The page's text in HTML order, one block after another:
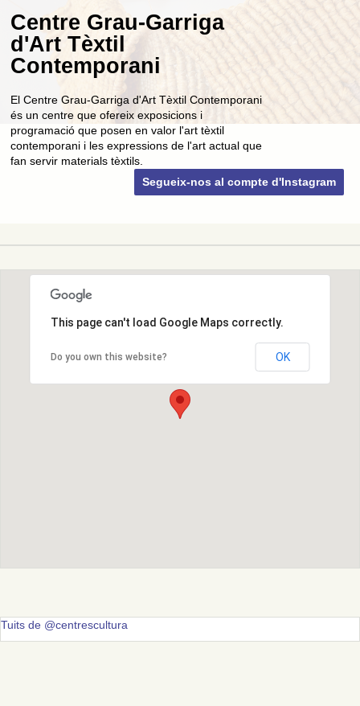
Centre Grau-Garriga
d'Art Tèxtil
Contemporani
El Centre Grau-Garriga d'Art Tèxtil Contemporani
és un centre que ofereix exposicions i
programació que posen en valor l'art tèxtil
contemporani i les expressions de l'art actual que
fan servir materials tèxtils.
Segueix-nos al compte d'Instagram
This page can't load Google Maps correctly.
Do you own this website? OK
Tuits de @centrescultura